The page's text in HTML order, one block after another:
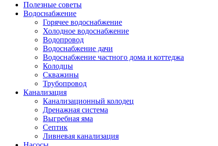
Полезные советы
Водоснабжение
Горячее водоснабжение
Холодное водоснабжение
Водопровод
Водоснабжение дачи
Водоснабжение частного дома и коттеджа
Колодцы
Скважины
Трубопровод
Канализация
Канализационный колодец
Дренажная система
Выгребная яма
Септик
Ливневая канализация